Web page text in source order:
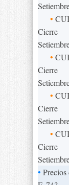
•
Cierre
•
Cierre
•
Cierre
•
Cierre
• Precios